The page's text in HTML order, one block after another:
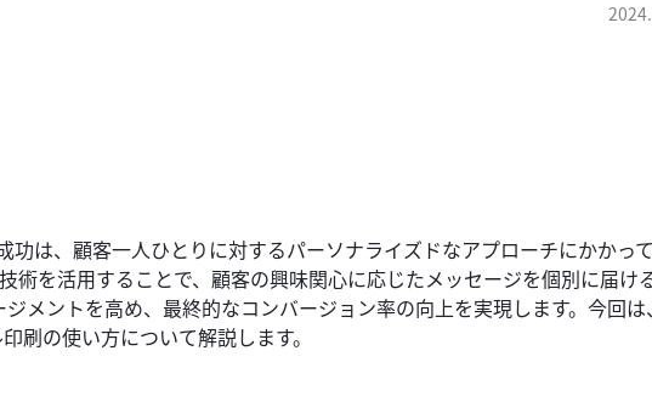
は、顧客一人ひとりに対するパーソナライズドなアプローチにかかっ
術を活用することで、顧客の興味関心に応じたメッセージを個別に届け
メントを高め、最終的なコンバージョン率の向上を実現します。今回は
刷の使い方について解説します。